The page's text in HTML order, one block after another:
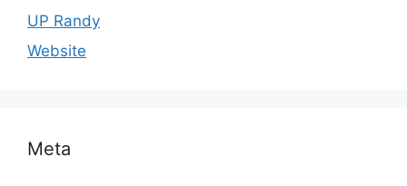
UP Randy
Website
Meta